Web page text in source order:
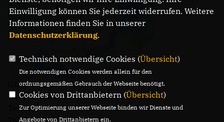
Gregor-Mendel-Straße 3
14469 Potsdam
Telefon: (0331) 620 14 - 0
Einwilligung können Sie jederzeit widerrufen. Weitere
Informationen finden Sie in unserer
Datenschutzerklärung.
Technisch notwendige Cookies (Übersicht)
Die notwendigen Cookies werden allein für den
ordnungsgemäßen Gebrauch der Webseite benötigt.
Cookies von Drittanbietern (Übersicht)
Zur Optimierung unserer Webseite binden wir Dienste und
Angebote von Drittanbietern ein.